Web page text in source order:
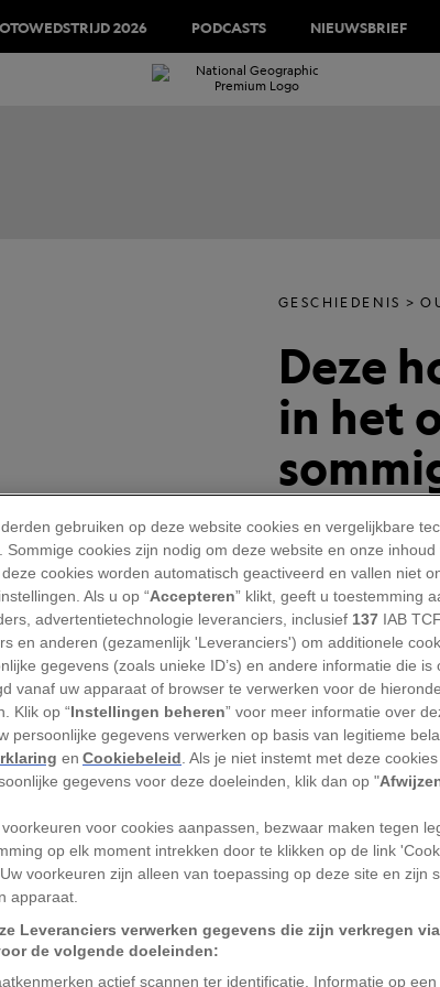
2026 PODCASTS NIEUWSBRIEF
GESCHIEDENIS
Deze
in het
Ze speelden
gingen op jacht.
herkenbaar.
TEKSTANNA
beelden op van piramides, farao’s en
zagen de uren eruit waarop er niet werd
geofferd? Archeologische vondsten
van het Nijldal verrassend veel tijd
van hun hobby’s voelen
ons vandaag de dag de
gebruiken op deze website cookies en vergelijkbare
Sommige cookies zijn nodig om deze website en onze
cookies worden automatisch geactiveerd en vallen niet
Als u op “Accepteren” klikt, geeft u toestemming
advertentietechnologie leveranciers, inclusief 137 IAB
en anderen (gezamenlijk 'Leveranciers') om additionele
gegevens (zoals unieke ID’s) en andere informatie die is
vanaf uw apparaat of browser te verwerken voor de
Klik op “Instellingen beheren” voor meer informatie over
persoonlijke gegevens verwerken op basis van legitieme
enCookiebeleid . Als je niet instemt met deze
gegevens voor deze doeleinden, klik dan op "
voor cookies aanpassen, bezwaar maken tegen
op elk moment intrekken door te klikken op de link
voorkeuren zijn alleen van toepassing op deze site en zijn
apparaat.
Leveranciers verwerken gegevens die zijn verkregen
de volgende doeleinden:
actief scannen ter identificatie. Informatie op